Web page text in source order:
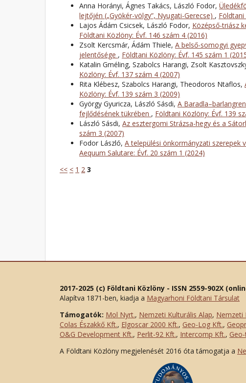
Anna Horányi, Ágnes Takács, László Fodor,
lejtőjén („Gyökér-völgy”, Nyugati-Gerecse) , Földtani
Lajos Ádám Csicsek, László Fodor, Középső-triász
Földtani Közlöny: Évf. 146 szám 4 (2016)
Zsolt Kercsmár, Ádám Thiele, A belső-somogyi
jelentősége , Földtani Közlöny: Évf. 145 szám 1
Katalin Gméling, Szabolcs Harangi, Zsolt
Közlöny: Évf. 137 szám 4 (2007)
Rita Klébesz, Szabolcs Harangi, Theodoros Ntaflos,
Közlöny: Évf. 139 szám 3 (2009)
György Gyuricza, László Sásdi, A
fejlődésének tükrében , Földtani Közlöny: Évf. 139
László Sásdi, Az esztergomi Strázsa-hegy és a
szám 3 (2007)
Fodor László, A települési önkormányzati szerepek
Aequum Salutare: Évf. 20 szám 1 (2024)
<< < 1 2 3
2017-2025 (c) Földtani Közlöny - ISSN 2559-902X
Alapítva 1871-ben, kiadja a Magyarhoni Földtani Társulat
Támogatók: Mol Nyrt., Nemzeti Kulturális Alap, Nemzeti
Colas Északkő Kft., Elgoscar 2000 Kft., Geo-Log Kft.,
O&G Development Kft., Perlit-92 Kft., Intercomp Kft.,
A Földtani Közlöny megjelenését 2016 óta támogatja a